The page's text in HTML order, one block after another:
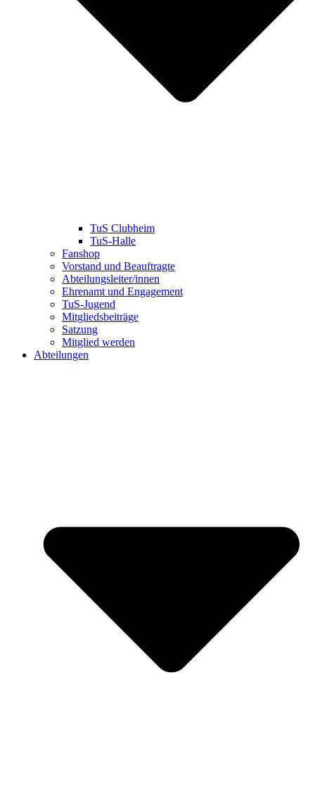
TuS Clubheim
TuS-Halle
Fanshop
Vorstand und Beauftragte
Abteilungsleiter/innen
Ehrenamt und Engagement
TuS-Jugend
Mitgliedsbeiträge
Satzung
Mitglied werden
Abteilungen